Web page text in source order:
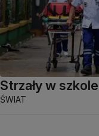
Strzały w
ŚWIAT